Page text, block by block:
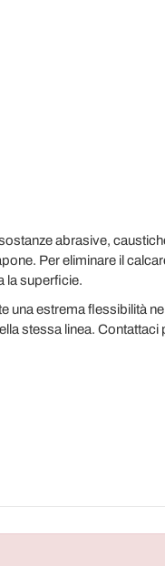
abrasive,
Per eliminare il
la superficie.
una estrema flessibilità
stessa linea.